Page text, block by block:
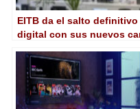
EITB da el salto
digital con sus nuevos